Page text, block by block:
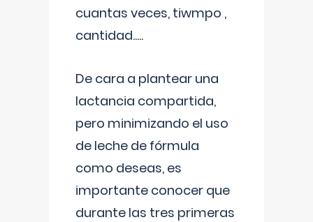
cuantas veces, tiwmpo ,
cantidad.....
De cara a plantear una
lactancia compartida,
pero minimizando el uso
de leche de fórmula
como deseas, es
importante conocer que
durante las tres primeras